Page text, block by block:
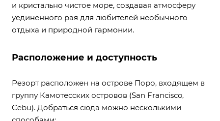
и кристально чистое море, создавая атмосферу
уединённого рая для любителей необычного
отдыха и природной гармонии.
Расположение и доступность
Резорт расположен на острове Поро, входящем в
группу Камотесских островов (San Francisco,
Cebu). Добраться сюда можно несколькими